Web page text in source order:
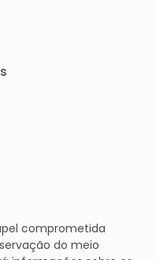
comprometida
do meio